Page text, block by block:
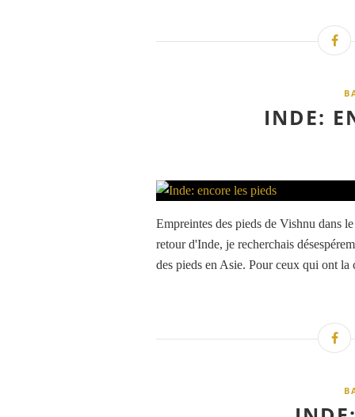
INDE:
Empreintes des pieds de Vishnu dans
retour d'Inde, je recherchais
des pieds en Asie. Pour ceux qui ont la